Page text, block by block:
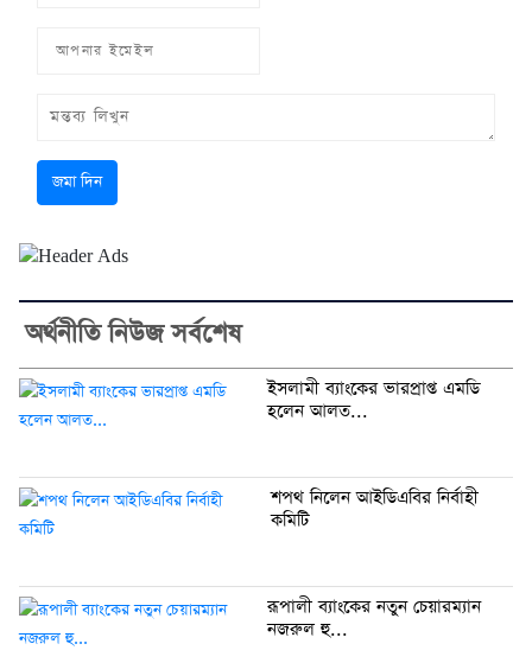
জমা দিন
অর্থনীতি নিউজ সর্বশেষ
ইসলামী ব্যাংকের ভারপ্রাপ্ত এমডি
হলেন আলত...
শপথ নিলেন আইডিএবির নির্বাহী
কমিটি
রূপালী ব্যাংকের নতুন চেয়ারম্যান
নজরুল হু...